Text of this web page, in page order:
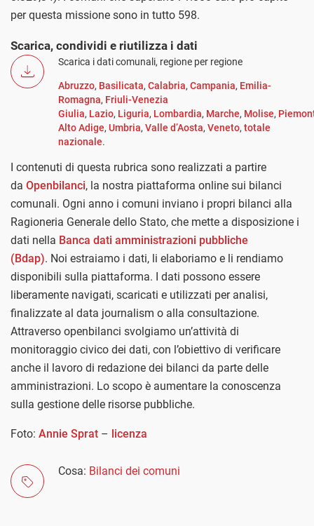
per questa missione sono in tutto 598.
Scarica, condividi e riutilizza i dati
Scarica i dati comunali, regione per regione
Abruzzo, Basilicata, Calabria, Campania, Emilia-
Romagna, Friuli-Venezia
Giulia, Lazio, Liguria, Lombardia, Marche, Molise,
Alto Adige, Umbria, Valle d’Aosta, Veneto, totale
nazionale.
I contenuti di questa rubrica sono realizzati a partire
da Openbilanci, la nostra piattaforma online sui bilanci
comunali. Ogni anno i comuni inviano i propri bilanci alla
Ragioneria Generale dello Stato, che mette a disposizione i
dati nella Banca dati amministrazioni pubbliche
(Bdap). Noi estraiamo i dati, li elaboriamo e li rendiamo
disponibili sulla piattaforma. I dati possono essere
liberamente navigati, scaricati e utilizzati per analisi,
finalizzate al data journalism o alla consultazione.
Attraverso openbilanci svolgiamo un’attività di
monitoraggio civico dei dati, con l’obiettivo di verificare
anche il lavoro di redazione dei bilanci da parte delle
amministrazioni. Lo scopo è aumentare la conoscenza
sulla gestione delle risorse pubbliche.
Foto: Annie Sprat – licenza
Cosa: Bilanci dei comuni